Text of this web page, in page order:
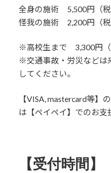
全身の施術 5,500円（税
怪我の施術 2,200円（税
※高校生まで 3,300円（
※交通事故・労災などは
してください。
【VISA, mastercard等】
は【ペイペイ】でのお支
【受付時間】